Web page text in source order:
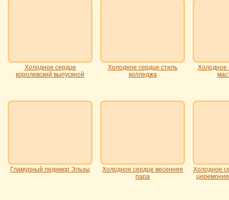
Холодное сердце
королевский выпускной
Холодное сердце стиль
колледжа
Холодное
Гламурный педикюр Эльзы
Холодное сердце весенняя
пара
Холодное